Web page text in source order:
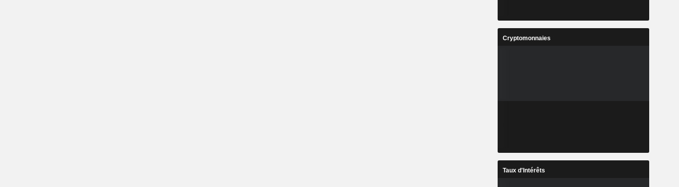
Cryptomonnaies
Taux d'Intérêts